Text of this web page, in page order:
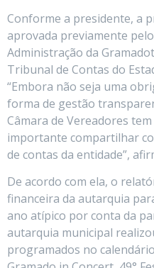
Conforme a presidente, a
aprovada previamente
Administração da
Tribunal de Contas do
“Embora não seja uma
forma de gestão
Câmara de Vereadores
importante compartilhar
de contas da entidade”,
De acordo com ela, o
financeira da autarquia
ano atípico por conta da
autarquia municipal
programados no